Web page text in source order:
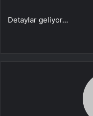
Detaylar geliyor…